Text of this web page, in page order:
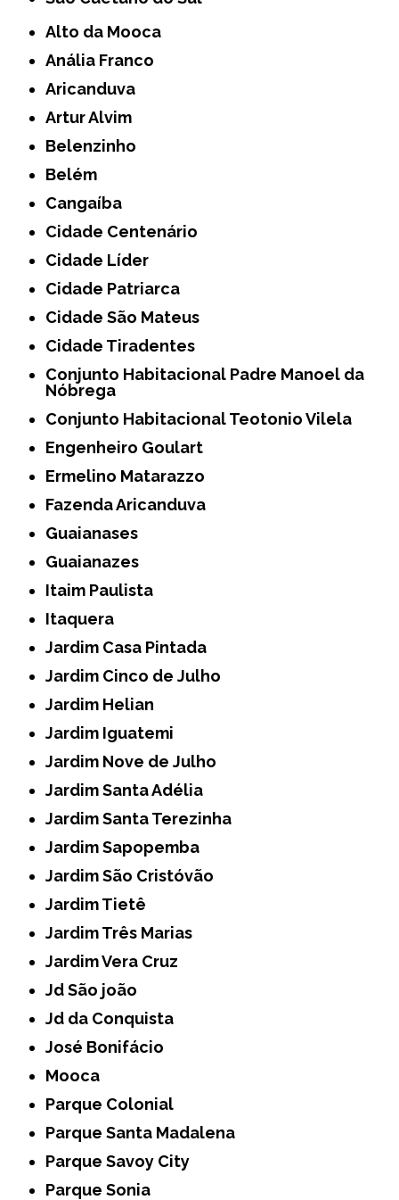
Alto da Mooca
Anália Franco
Aricanduva
Artur Alvim
Belenzinho
Belém
Cangaíba
Cidade Centenário
Cidade Líder
Cidade Patriarca
Cidade São Mateus
Cidade Tiradentes
Conjunto Habitacional Padre Manoel da
Nóbrega
Conjunto Habitacional Teotonio Vilela
Engenheiro Goulart
Ermelino Matarazzo
Fazenda Aricanduva
Guaianases
Guaianazes
Itaim Paulista
Itaquera
Jardim Casa Pintada
Jardim Cinco de Julho
Jardim Helian
Jardim Iguatemi
Jardim Nove de Julho
Jardim Santa Adélia
Jardim Santa Terezinha
Jardim Sapopemba
Jardim São Cristóvão
Jardim Tietê
Jardim Três Marias
Jardim Vera Cruz
Jd São joão
Jd da Conquista
José Bonifácio
Mooca
Parque Colonial
Parque Santa Madalena
Parque Savoy City
Parque Sonia